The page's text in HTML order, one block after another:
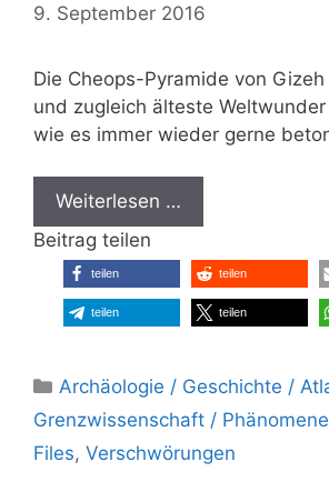
9. September 2016
Die Cheops-Pyramide von
und zugleich älteste
wie es immer wieder gerne
Weiterlesen …
Beitrag teilen
teilen teilen
teilen teilen
Kategorien
Archäologie / Geschichte /
Grenzwissenschaft /
Files, Verschwörungen